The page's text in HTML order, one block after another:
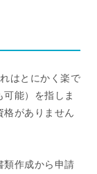
はとにかく楽で
能）を指しま
がありません
類作成から申請